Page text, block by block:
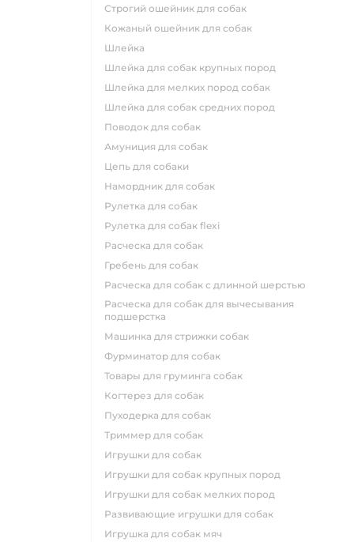
строгий ошейник для собак
кожаный ошейник для собак
шлейка
шлейка для собак крупных пород
шлейка для мелких пород собак
шлейка для собак средних пород
поводок для собак
амуниция для собак
цепь для собаки
намордник для собак
рулетка для собак
рулетка для собак flexi
расческа для собак
гребень для собак
расческа для собак с длинной шерстью
расческа для собак для вычесывания
подшерстка
машинка для стрижки собак
фурминатор для собак
товары для груминга собак
когтерез для собак
пуходерка для собак
триммер для собак
игрушки для собак
игрушки для собак крупных пород
игрушки для собак мелких пород
развивающие игрушки для собак
игрушка для собак мяч